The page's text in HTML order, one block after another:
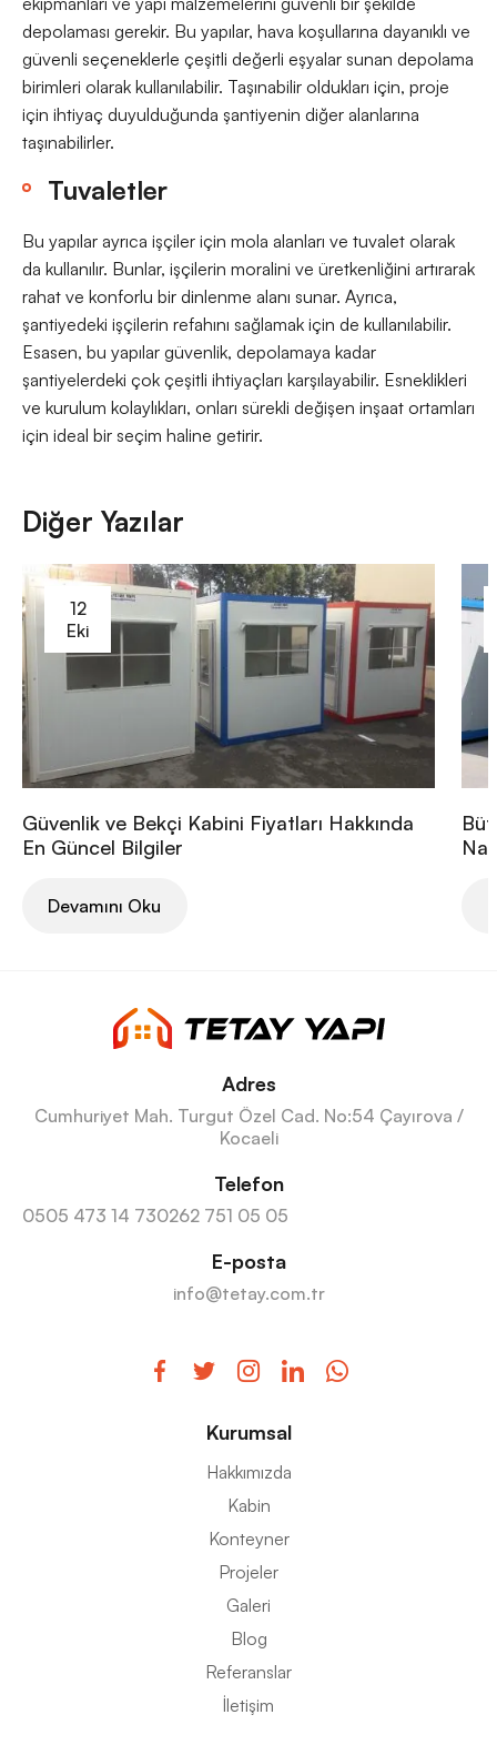
depolaması gerekir. Bu yapılar, hava koşullarına dayanıklı ve
güvenli seçeneklerle çeşitli değerli eşyalar sunan depolama
birimleri olarak kullanılabilir. Taşınabilir oldukları için, proje
için ihtiyaç duyulduğunda şantiyenin diğer alanlarına
taşınabilirler.
Tuvaletler
Bu yapılar ayrıca işçiler için mola alanları ve tuvalet olarak
da kullanılır. Bunlar, işçilerin moralini ve üretkenliğini artırarak
rahat ve konforlu bir dinlenme alanı sunar. Ayrıca,
şantiyedeki işçilerin refahını sağlamak için de kullanılabilir.
Esasen, bu yapılar güvenlik, depolamaya kadar
şantiyelerdeki çok çeşitli ihtiyaçları karşılayabilir. Esneklikleri
ve kurulum kolaylıkları, onları sürekli değişen inşaat ortamları
için ideal bir seçim haline getirir.
Diğer Yazılar
12
Eki
Güvenlik ve Bekçi Kabini Fiyatları Hakkında
En Güncel Bilgiler
Devamını Oku
Adres
Cumhuriyet Mah. Turgut Özel Cad. No:54 Çayırova /
Kocaeli
Telefon
0505 473 14 730262 751 05 05
E-posta
info@tetay.com.tr
Kurumsal
Hakkımızda
Kabin
Konteyner
Projeler
Galeri
Blog
Referanslar
İletişim